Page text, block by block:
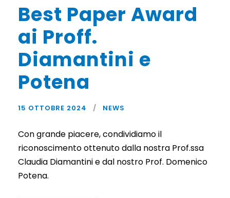
Best Paper Award
ai Proff.
Diamantini e
Potena
15 OTTOBRE 2024 NEWS
Con grande piacere, condividiamo il
riconoscimento ottenuto dalla nostra Prof.ssa
Claudia Diamantini e dal nostro Prof. Domenico
Potena.